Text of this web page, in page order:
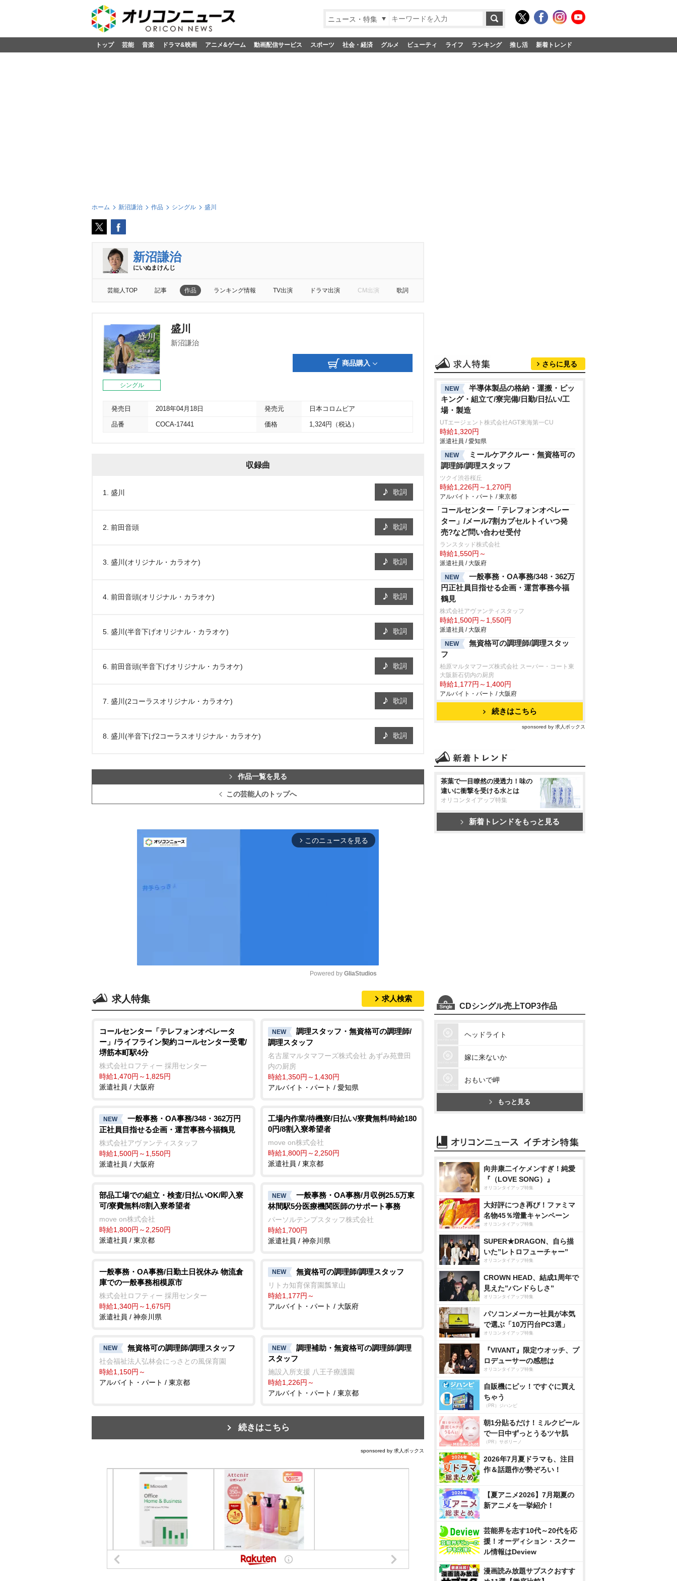
ニュース・特集
トップ 芸能 音楽 ドラマ&映画 アニメ&ゲーム 動画配信サービス スポーツ 社会・経済 グルメ ビューティ ライフ ランキング 推し活 新着トレンド
ホーム 新沼謙治 作品 シングル 盛川
新沼謙治
にいぬまけんじ
芸能人TOP 記事 作品 ランキング情報 TV出演 ドラマ出演 CM出演 歌詞
シングル
盛川
新沼謙治
商品購入
発売日 2018年04月18日 発売元 日本コロムビア
品番 COCA-17441 価格 1,324円（税込）
収録曲
1. 盛川 歌詞
2. 前田音頭 歌詞
3. 盛川(オリジナル・カラオケ) 歌詞
4. 前田音頭(オリジナル・カラオケ) 歌詞
5. 盛川(半音下げオリジナル・カラオケ) 歌詞
6. 前田音頭(半音下げオリジナル・カラオケ) 歌詞
7. 盛川(2コーラスオリジナル・カラオケ) 歌詞
8. 盛川(半音下げ2コーラスオリジナル・カラオケ) 歌詞
作品一覧を見る
この芸能人のトップへ
arrow_forward_ios このニュースを見る
t
Powered by GliaStudios
求人特集 求人検索
コールセンター「テレフォンオペレータ
ー」/ライフライン契約コールセンター受電/
堺筋本町駅4分
株式会社ロフティー 採用センター
時給1,470円～1,825円
派遣社員 / 大阪府
NEW
調理スタッフ・無資格可の調理師/
調理スタッフ
名古屋マルタマフーズ株式会社 あずみ苑豊田
内の厨房
時給1,350円～1,430円
アルバイト・パート / 愛知県
NEW
一般事務・OA事務/348・362万円
正社員目指せる企画・運営事務今福鶴見
株式会社アヴァンティスタッフ
時給1,500円～1,550円
派遣社員 / 大阪府
工場内作業/待機寮/日払い/寮費無料/時給180
0円/8割入寮希望者
move on株式会社
時給1,800円～2,250円
派遣社員 / 東京都
部品工場での組立・検査/日払いOK/即入寮
可/寮費無料/8割入寮希望者
move on株式会社
時給1,800円～2,250円
派遣社員 / 東京都
NEW
一般事務・OA事務/月収例25.5万東
林間駅5分医療機関医師のサポート事務
パーソルテンプスタッフ株式会社
時給1,700円
派遣社員 / 神奈川県
一般事務・OA事務/日勤土日祝休み 物流倉
庫での一般事務相模原市
株式会社ロフティー 採用センター
時給1,340円～1,675円
派遣社員 / 神奈川県
NEW 無資格可の調理師/調理スタッフ
リトカ知育保育園瓢箪山
時給1,177円～
アルバイト・パート / 大阪府
NEW 無資格可の調理師/調理スタッフ
社会福祉法人弘林会にっさとの風保育園
時給1,150円～
アルバイト・パート / 東京都
NEW
調理補助・無資格可の調理師/調理
スタッフ
施設入所支援 八王子療護園
時給1,226円～
アルバイト・パート / 東京都
続きはこちら
sponsored by 求人ボックス
さらに見る
NEW
半導体製品の格納・運搬・ピッ
キング・組立て/寮完備/日勤/日払い/工
場・製造
UTエージェント株式会社AGT東海第一CU
時給1,320円
派遣社員 / 愛知県
NEW
ミールケアクルー・無資格可の
調理師/調理スタッフ
ツクイ渋谷桜丘
時給1,226円～1,270円
アルバイト・パート / 東京都
コールセンター「テレフォンオペレー
ター」/メール7割カプセルトイいつ発
売?など問い合わせ受付
ランスタッド株式会社
時給1,550円～
派遣社員 / 大阪府
NEW
一般事務・OA事務/348・362万
円正社員目指せる企画・運営事務今福
鶴見
株式会社アヴァンティスタッフ
時給1,500円～1,550円
派遣社員 / 大阪府
NEW
無資格可の調理師/調理スタッ
フ
柏原マルタマフーズ株式会社 スーパー・コート東
大阪新石切内の厨房
時給1,177円～1,400円
アルバイト・パート / 大阪府
続きはこちら
sponsored by 求人ボックス
茶葉で一目瞭然の浸透力！味の
違いに衝撃を受ける水とは
オリコンタイアップ特集
新着トレンドをもっと見る
CDシングル売上TOP3作品
ヘッドライト
嫁に来ないか
おもいで岬
もっと見る
向井康二イケメンすぎ！純愛
『（LOVE SONG）』
オリコンタイアップ特集
大好評につき再び！ファミマ
名物45％増量キャンペーン
オリコンタイアップ特集
SUPER★DRAGON、自ら描
いた”レトロフューチャー”
オリコンタイアップ特集
CROWN HEAD、結成1周年で
見えた”バンドらしさ”
オリコンタイアップ特集
パソコンメーカー社員が本気
で選ぶ「10万円台PC3選」
オリコンタイアップ特集
『VIVANT』限定ウオッチ、プ
ロデューサーの感想は
オリコンタイアップ特集
自販機にピッ！ですぐに買え
ちゃう
（PR）ジハンピ
朝1分貼るだけ！ミルクピール
で一日中ずっとうるツヤ肌
（PR）サボリーノ
2026年7月夏ドラマも、注目
作＆話題作が勢ぞろい！
【夏アニメ2026】7月期夏の
新アニメを一挙紹介！
芸能界を志す10代～20代を応
援！オーディション・スクー
ル情報はDeview
漫画読み放題サブスクおすす